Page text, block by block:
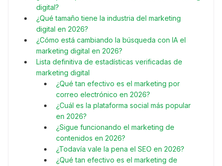
digital?
¿Qué tamaño tiene la industria del marketing
digital en 2026?
¿Cómo está cambiando la búsqueda con IA el
marketing digital en 2026?
Lista definitiva de estadísticas verificadas de
marketing digital
¿Qué tan efectivo es el marketing por
correo electrónico en 2026?
¿Cuál es la plataforma social más popular
en 2026?
¿Sigue funcionando el marketing de
contenidos en 2026?
¿Todavía vale la pena el SEO en 2026?
¿Qué tan efectivo es el marketing de